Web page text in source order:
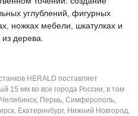
углублений, фигурных
ножках мебели, шкатулках и
из дерева.
HERALD поставляет
15 мм во все города России, в том
Челябинск, Пермь, Симферополь,
Екатеринбург, Нижний Новгород,